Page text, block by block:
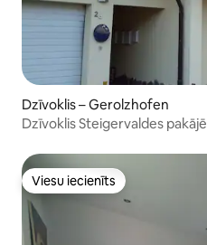
Dzīvoklis – Gerolzhofen
Dzīvoklis Steigervaldes pakājē
Viesu iecienīts
Viesu iecienīts